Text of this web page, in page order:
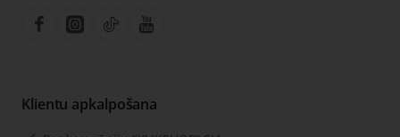
Klientu apkalpošana